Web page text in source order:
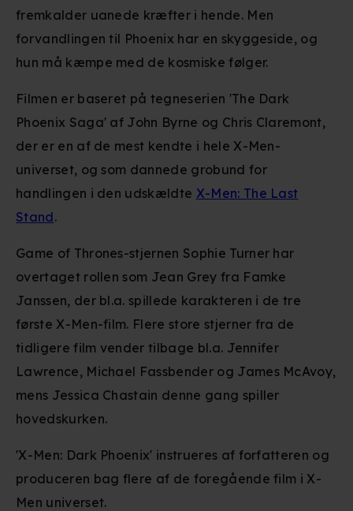
fremkalder uanede kræfter i hende. Men
forvandlingen til Phoenix har en skyggeside, og
hun må kæmpe med de kosmiske følger.
Filmen er baseret på tegneserien 'The Dark
Phoenix Saga' af John Byrne og Chris Claremont,
der er en af de mest kendte i hele X-Men-
universet, og som dannede grobund for
handlingen i den udskældte X-Men: The Last
Stand.
Game of Thrones-stjernen Sophie Turner har
overtaget rollen som Jean Grey fra Famke
Janssen, der bl.a. spillede karakteren i de tre
første X-Men-film. Flere store stjerner fra de
tidligere film vender tilbage bl.a. Jennifer
Lawrence, Michael Fassbender og James McAvoy,
mens Jessica Chastain denne gang spiller
hovedskurken.
'X-Men: Dark Phoenix' instrueres af forfatteren og
produceren bag flere af de foregående film i X-
Men universet.